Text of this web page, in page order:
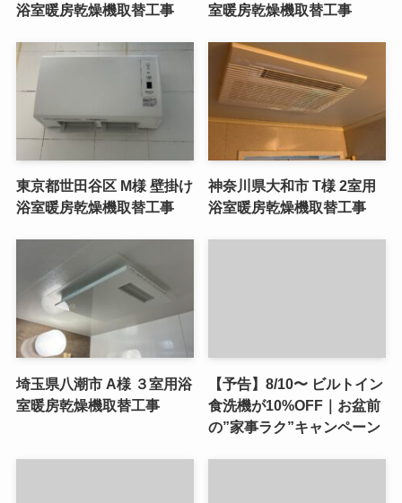
浴室暖房乾燥機取替工事
室暖房乾燥機取替工事
東京都世田谷区 M様 壁掛け
浴室暖房乾燥機取替工事
神奈川県大和市 T様 2室用
浴室暖房乾燥機取替工事
埼玉県八潮市 A様 ３室用浴
室暖房乾燥機取替工事
【予告】8/10〜 ビルトイン
食洗機が10%OFF｜お盆前
の”家事ラク”キャンペーン